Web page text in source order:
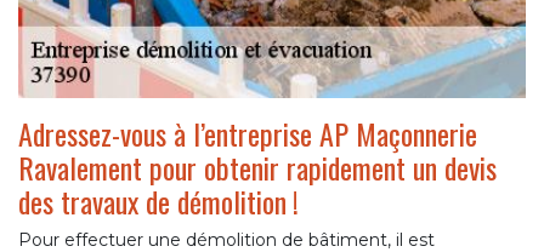
Adressez-vous à l’entreprise AP Maçonnerie
Ravalement pour obtenir rapidement un devis
des travaux de démolition !
Pour effectuer une démolition de bâtiment, il est